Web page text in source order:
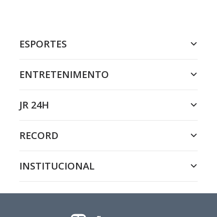
ESPORTES
ENTRETENIMENTO
JR 24H
RECORD
INSTITUCIONAL